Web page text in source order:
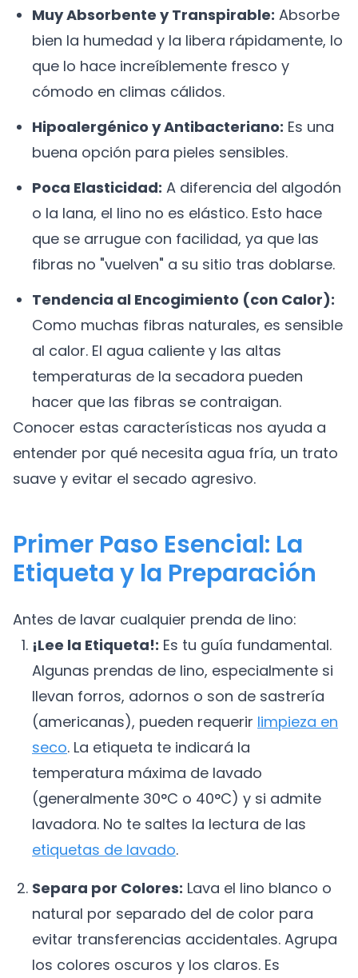
Muy Absorbente y Transpirable: Absorbe
bien la humedad y la libera rápidamente, lo
que lo hace increíblemente fresco y
cómodo en climas cálidos.
Hipoalergénico y Antibacteriano: Es una
buena opción para pieles sensibles.
Poca Elasticidad: A diferencia del algodón
o la lana, el lino no es elástico. Esto hace
que se arrugue con facilidad, ya que las
fibras no "vuelven" a su sitio tras doblarse.
Tendencia al Encogimiento (con Calor):
Como muchas fibras naturales, es sensible
al calor. El agua caliente y las altas
temperaturas de la secadora pueden
hacer que las fibras se contraigan.
Conocer estas características nos ayuda a
entender por qué necesita agua fría, un trato
suave y evitar el secado agresivo.
Primer Paso Esencial: La
Etiqueta y la Preparación
Antes de lavar cualquier prenda de lino:
¡Lee la Etiqueta!: Es tu guía fundamental.
Algunas prendas de lino, especialmente si
llevan forros, adornos o son de sastrería
(americanas), pueden requerir limpieza en
seco. La etiqueta te indicará la
temperatura máxima de lavado
(generalmente 30°C o 40°C) y si admite
lavadora. No te saltes la lectura de las
etiquetas de lavado.
Separa por Colores: Lava el lino blanco o
natural por separado del de color para
evitar transferencias accidentales. Agrupa
los colores oscuros y los claros. Es